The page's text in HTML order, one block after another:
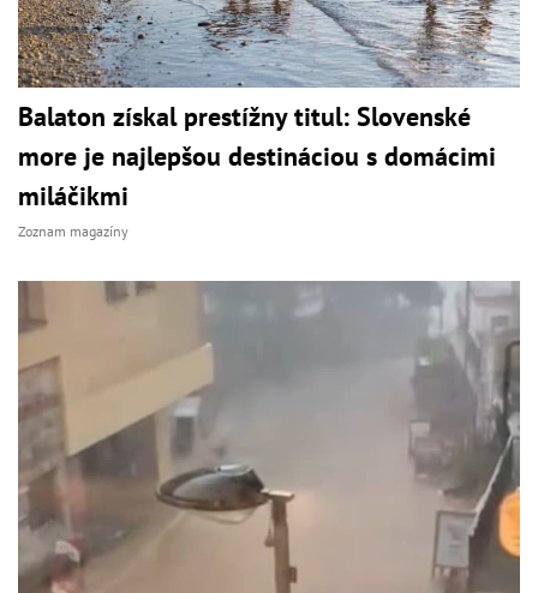
Balaton získal prestížny titul: Slovenské
more je najlepšou destináciou s domácimi
miláčikmi
Zoznam magazíny